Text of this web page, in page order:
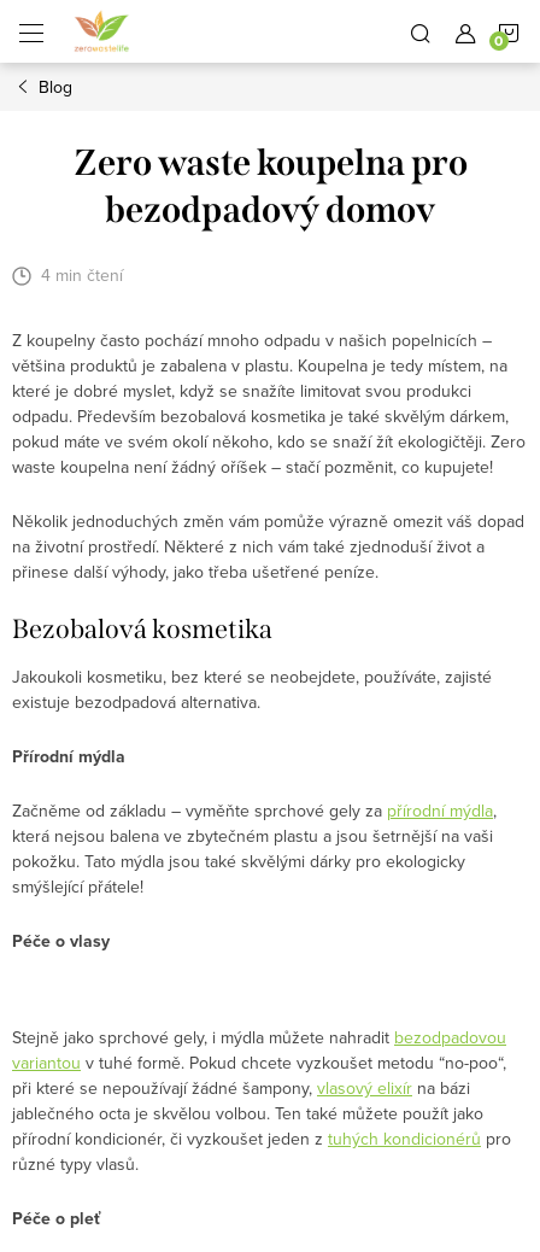
obsah
Blog
Zero waste koupelna pro
bezodpadový domov
4 min čtení
Z koupelny často pochází mnoho odpadu v našich popelnicích –
většina produktů je zabalena v plastu. Koupelna je tedy místem, na
které je dobré myslet, když se snažíte limitovat svou produkci
odpadu. Především bezobalová kosmetika je také skvělým dárkem,
pokud máte ve svém okolí někoho, kdo se snaží žít ekologičtěji. Zero
waste koupelna není žádný oříšek – stačí pozměnit, co kupujete!
Několik jednoduchých změn vám pomůže výrazně omezit váš dopad
na životní prostředí. Některé z nich vám také zjednoduší život a
přinese další výhody, jako třeba ušetřené peníze.
Bezobalová kosmetika
Jakoukoli kosmetiku, bez které se neobejdete, používáte, zajisté
existuje bezodpadová alternativa.
Přírodní mýdla
Začněme od základu – vyměňte sprchové gely za přírodní mýdla,
která nejsou balena ve zbytečném plastu a jsou šetrnější na vaši
pokožku. Tato mýdla jsou také skvělými dárky pro ekologicky
smýšlející přátele!
Péče o vlasy
Stejně jako sprchové gely, i mýdla můžete nahradit bezodpadovou
variantou v tuhé formě. Pokud chcete vyzkoušet metodu “no-poo“,
při které se nepoužívají žádné šampony, vlasový elixír na bázi
jablečného octa je skvělou volbou. Ten také můžete použít jako
přírodní kondicionér, či vyzkoušet jeden z tuhých kondicionérů pro
různé typy vlasů.
Péče o pleť